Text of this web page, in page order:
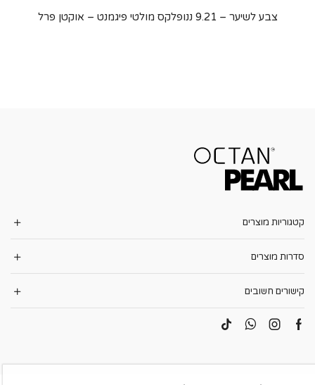
צבע לשיער – 9.21 ננופלקס מולטי פיגמנט – אוקטן פרל
קטגוריות מוצרים
סדרות מוצרים
קישורים חשובים